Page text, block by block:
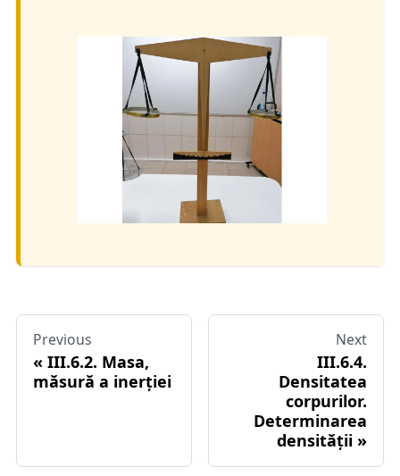
Previous
III.6.2. Masa,
măsură a inerţiei
Next
III.6.4.
Densitatea
corpurilor.
Determinarea
densității